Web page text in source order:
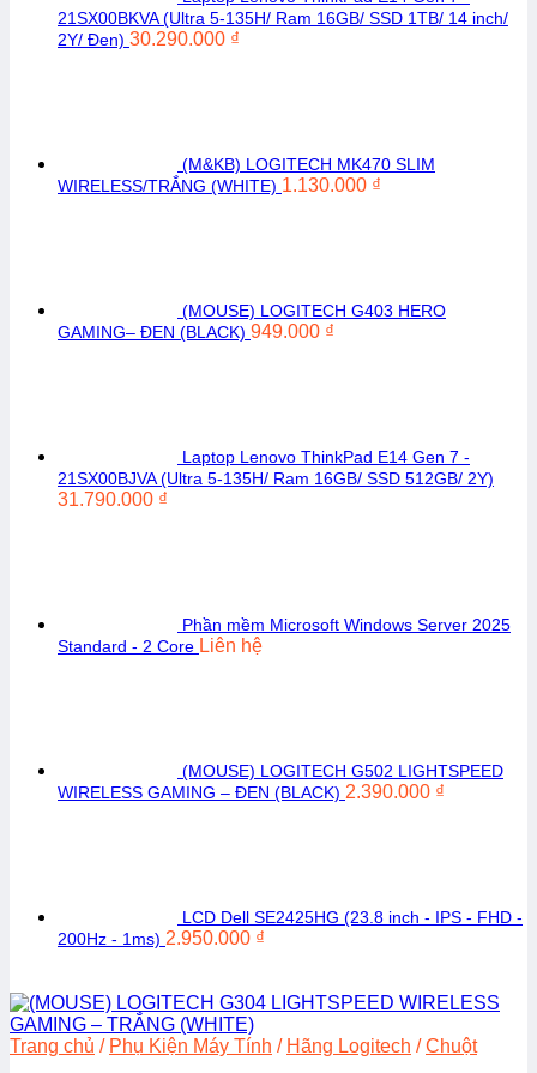
21SX00BKVA (Ultra 5-135H/ Ram 16GB/ SSD 1TB/ 14 inch/
2Y/ Đen) 30.290.000 ₫
(M&KB) LOGITECH MK470 SLIM
WIRELESS/TRẮNG (WHITE) 1.130.000 ₫
(MOUSE) LOGITECH G403 HERO
GAMING– ĐEN (BLACK) 949.000 ₫
Laptop Lenovo ThinkPad E14 Gen 7 -
21SX00BJVA (Ultra 5-135H/ Ram 16GB/ SSD 512GB/ 2Y)
31.790.000 ₫
Phần mềm Microsoft Windows Server 2025
Standard - 2 Core Liên hệ
(MOUSE) LOGITECH G502 LIGHTSPEED
WIRELESS GAMING – ĐEN (BLACK) 2.390.000 ₫
LCD Dell SE2425HG (23.8 inch - IPS - FHD -
200Hz - 1ms) 2.950.000 ₫
Trang chủ / Phụ Kiện Máy Tính / Hãng Logitech / Chuột